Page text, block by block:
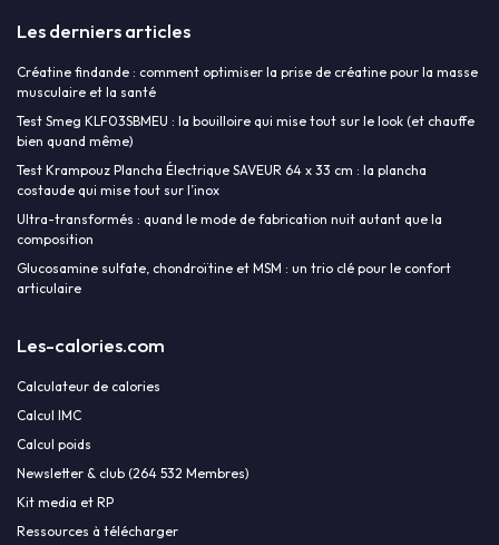
Les derniers articles
Créatine findande : comment optimiser la prise de créatine pour la masse
musculaire et la santé
Test Smeg KLF03SBMEU : la bouilloire qui mise tout sur le look (et chauffe
bien quand même)
Test Krampouz Plancha Électrique SAVEUR 64 x 33 cm : la plancha
costaude qui mise tout sur l’inox
Ultra-transformés : quand le mode de fabrication nuit autant que la
composition
Glucosamine sulfate, chondroïtine et MSM : un trio clé pour le confort
articulaire
Les-calories.com
Calculateur de calories
Calcul IMC
Calcul poids
Newsletter & club (264 532 Membres)
Kit media et RP
Ressources à télécharger